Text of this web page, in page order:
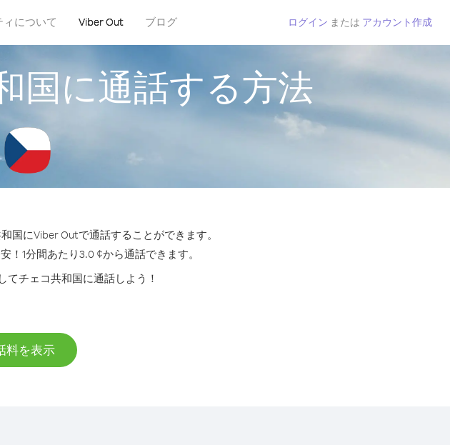
について Viber Out ブログ ログイン または アカウント作成
国に通話する方法
国にViber Outで通話することができます。
1分間あたり3.0 ¢から通話できます。
チェコ共和国に通話しよう！
料を表示